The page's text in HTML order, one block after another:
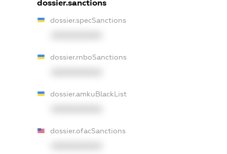
dossier.sanctions
dossier.specSanctions
dossier.rnboSanctions
dossier.amkuBlackList
dossier.ofacSanctions